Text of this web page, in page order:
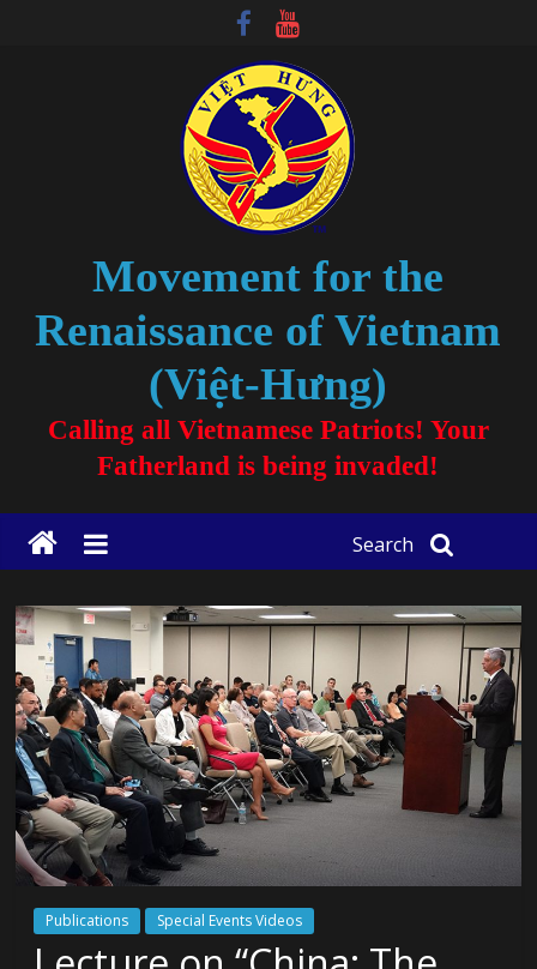
Movement for the
Renaissance of Vietnam
(Việt-Hưng)
Calling all Vietnamese Patriots! Your
Fatherland is being invaded!
Search
Publications Special Events Videos